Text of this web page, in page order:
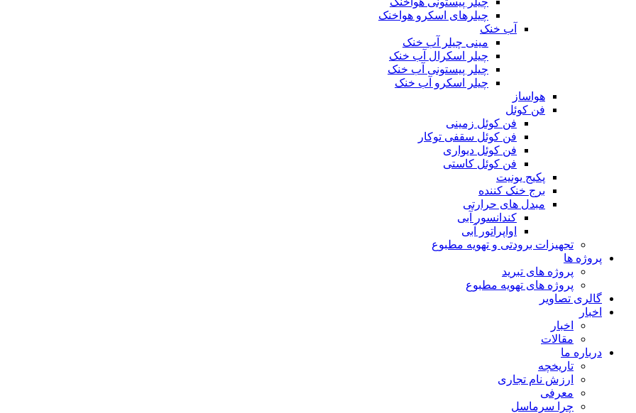
چیلرهای اسکرو هواخنک
آب خنک
مینی چیلر آب خنک
چیلر اسکرال آب خنک
چیلر پیستونی آب خنک
چیلر اسکرو آب خنک
هواساز
فن کوئل
فن کوئل زمینی
فن کوئل سقفی توکار
فن کوئل دیواری
فن کوئل کاستی
پکیج یونیت
برج خنک کننده
مبدل های حرارتی
کندانسور آبی
اواپراتور آبی
تجهیزات برودتی و تهویه مطبوع
پروژه ها
پروژه های تبرید
پروژه های تهویه مطبوع
گالری تصاویر
اخبار
اخبار
مقالات
درباره ما
تاریخچه
ارزش نام تجاری
معرفی
چرا سرماسل